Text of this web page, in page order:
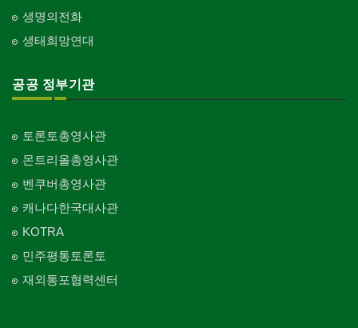
생명의전화
생태희망연대
공공 정부기관
토론토총영사관
몬트리올총영사관
벤쿠버총영사관
캐나다한국대사관
KOTRA
민주평통토론토
재외통포협력센터